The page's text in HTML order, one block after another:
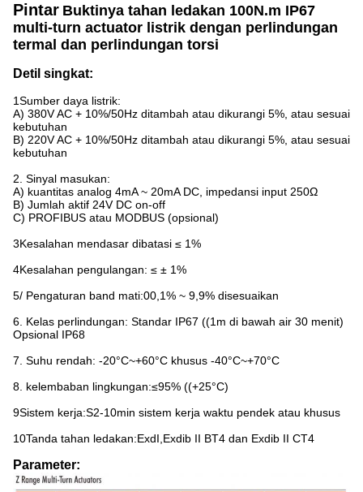
Pintar Buktinya tahan ledakan 100N.m IP67
multi-turn actuator listrik dengan perlindungan
termal dan perlindungan torsi
Detil singkat:
1Sumber daya listrik:
A) 380V AC + 10%/50Hz ditambah atau dikurangi 5%, atau sesuai
kebutuhan
B) 220V AC + 10%/50Hz ditambah atau dikurangi 5%, atau sesuai
kebutuhan
2. Sinyal masukan:
A) kuantitas analog 4mA ~ 20mA DC, impedansi input 250Ω
B) Jumlah aktif 24V DC on-off
C) PROFIBUS atau MODBUS (opsional)
3Kesalahan mendasar dibatasi ≤ 1%
4Kesalahan pengulangan: ≤ ± 1%
5/ Pengaturan band mati:00,1% ~ 9,9% disesuaikan
6. Kelas perlindungan: Standar IP67 ((1m di bawah air 30 menit)
Opsional IP68
7. Suhu rendah: -20°C~+60°C khusus -40°C~+70°C
8. kelembaban lingkungan:≤95% ((+25°C)
9Sistem kerja:S2-10min sistem kerja waktu pendek atau khusus
10Tanda tahan ledakan:ExdI,Exdib II BT4 dan Exdib II CT4
Parameter: